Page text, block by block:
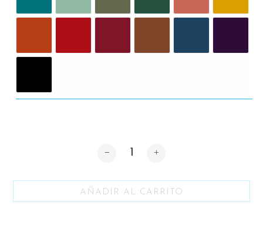
AÑADIR AL CARRITO